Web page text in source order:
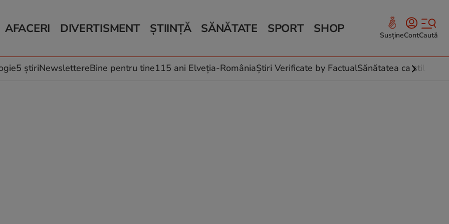
AFACERI
Auto
Locuri de muncă
DIVERTISMENT
Horoscop
Muzică și Filme
ȘTIINȚĂ
Schimbări climatice
SĂNĂTATE
Relații
Rețete culinare
SPORT SHOP SusțineContCaută
5 știriNewslettereBine pentru tine115 ani Elveția-RomâniaȘtiri Verificate by FactualSănătatea ca stil de